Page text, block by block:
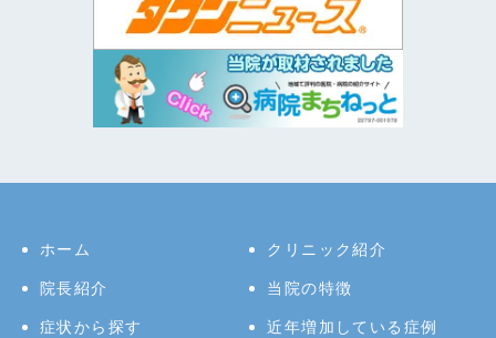
ホーム クリニック紹介
院長紹介 当院の特徴
症状から探す 近年増加している症例